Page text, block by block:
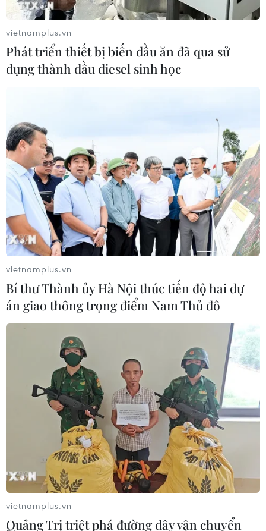
vietnamplus.vn
Phát triển thiết bị biến dầu ăn đã qua sử
dụng thành dầu diesel sinh học
vietnamplus.vn
Bí thư Thành ủy Hà Nội thúc tiến độ hai dự
án giao thông trọng điểm Nam Thủ đô
vietnamplus.vn
Quảng Trị triệt phá đường dây vận chuyển